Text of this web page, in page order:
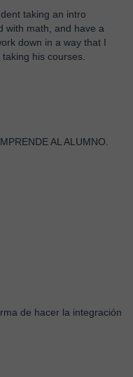
taking an intro
with math, and have a
down in a way that I
his courses.
AL ALUMNO.
de hacer la integración